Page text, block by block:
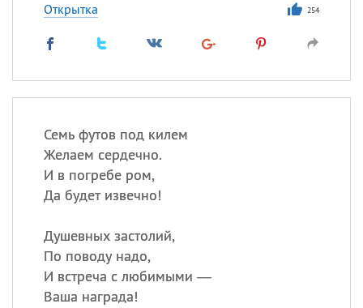
Открытка 254
Семь футов под килем
Желаем сердечно.
И в погребе ром,
Да будет извечно!
Душевных застолий,
По поводу надо,
И встреча с любимыми —
Ваша награда!